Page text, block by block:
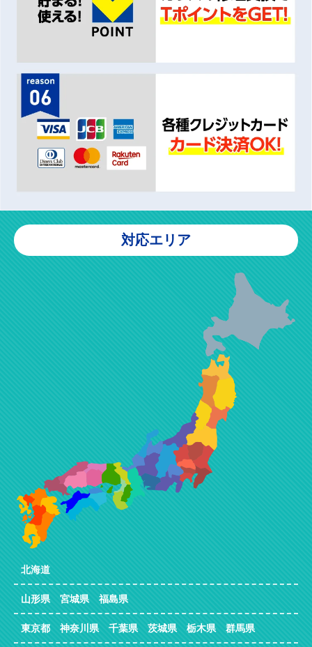
対応エリア
北海道
山形県 宮城県 福島県
東京都 神奈川県 千葉県 茨城県 栃木県 群馬県